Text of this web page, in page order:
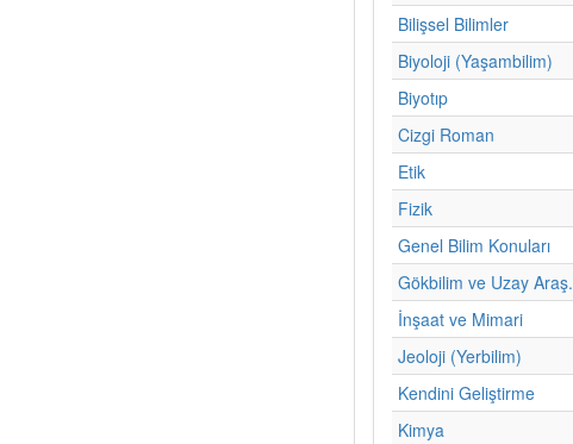
Bilişsel Bilimler
Biyoloji (Yaşambilim)
Biyotıp
Cizgi Roman
Etik
Fizik
Genel Bilim Konuları
Gökbilim ve Uzay Araş.
İnşaat ve Mimari
Jeoloji (Yerbilim)
Kendini Geliştirme
Kimya